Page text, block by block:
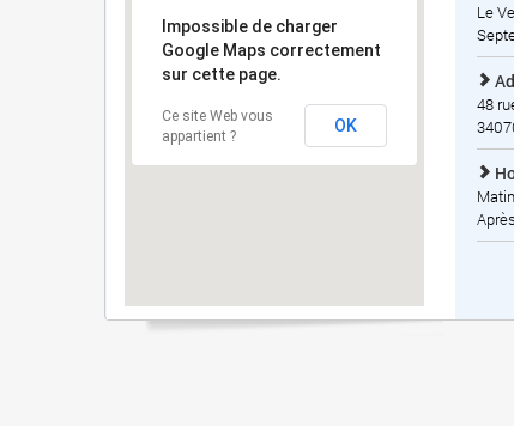
Impossible de charger
Google Maps correctement
sur cette page.
Ce site Web vous
appartient ?
OK
Le
48